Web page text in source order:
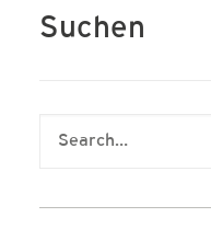
Suchen